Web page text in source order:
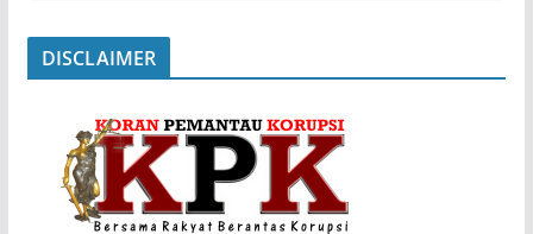
DISCLAIMER